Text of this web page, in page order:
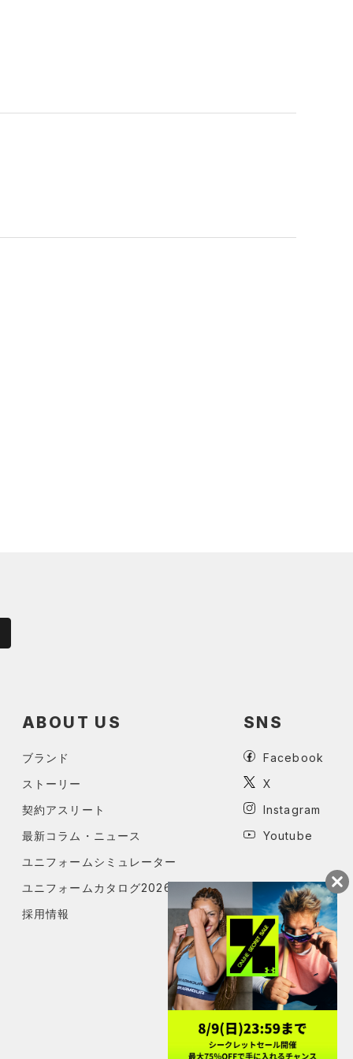
ABOUT US
ブランド
ストーリー
契約アスリート
最新コラム・ニュース
ユニフォームシミュレーター
ユニフォームカタログ2026
採用情報
SNS
Facebook
X
Instagram
Youtube